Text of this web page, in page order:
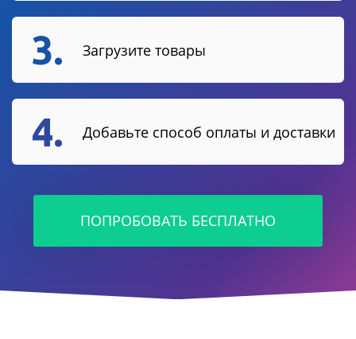
3. Загрузите товары
4. Добавьте способ оплаты и доставки
ПОПРОБОВАТЬ БЕСПЛАТНО